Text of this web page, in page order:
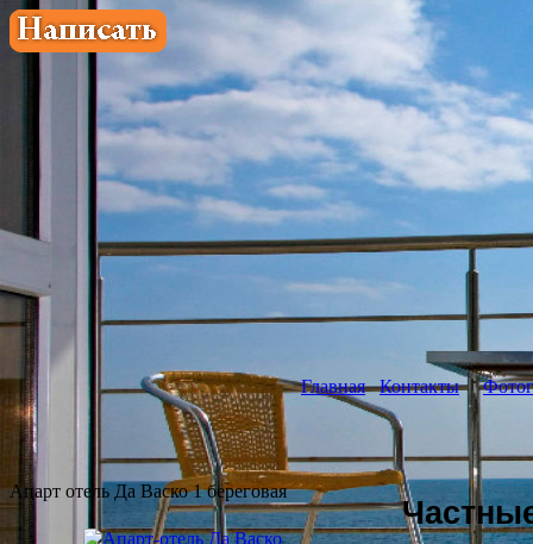
Главная Контакты
Апарт отель Да Васко 1 береговая